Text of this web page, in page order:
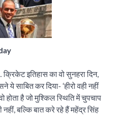
इतिहास का वो सुनहरा दिन,
ये साबित कर दिया- ‘हीरो वही नहीं
होता है जो मुश्किल स्थिति में चुपचाप
बल्कि बात करे रहे हैं महेंद्र सिंह